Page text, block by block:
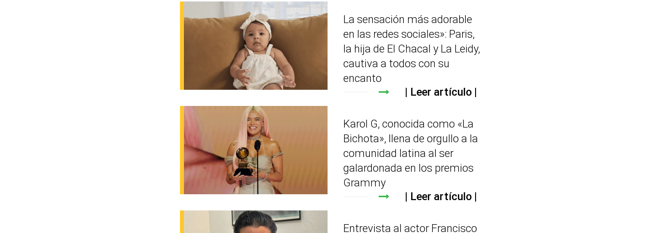
La sensación más adorable
en las redes sociales»: Paris,
la hija de El Chacal y La Leidy,
cautiva a todos con su
encanto
Leer artículo
Karol G, conocida como «La
Bichota», llena de orgullo a la
comunidad latina al ser
galardonada en los premios
Grammy
Leer artículo
Entrevista al actor Francisco